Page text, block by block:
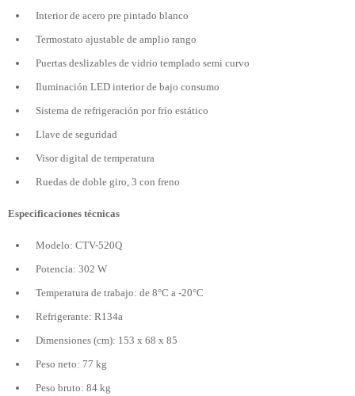
Interior de acero pre pintado blanco
Termostato ajustable de amplio rango
Puertas deslizables de vidrio templado semi curvo
Iluminación LED interior de bajo consumo
Sistema de refrigeración por frío estático
Llave de seguridad
Visor digital de temperatura
Ruedas de doble giro, 3 con freno
Especificaciones técnicas
Modelo: CTV-520Q
Potencia: 302 W
Temperatura de trabajo: de 8°C a -20°C
Refrigerante: R134a
Dimensiones (cm): 153 x 68 x 85
Peso neto: 77 kg
Peso bruto: 84 kg